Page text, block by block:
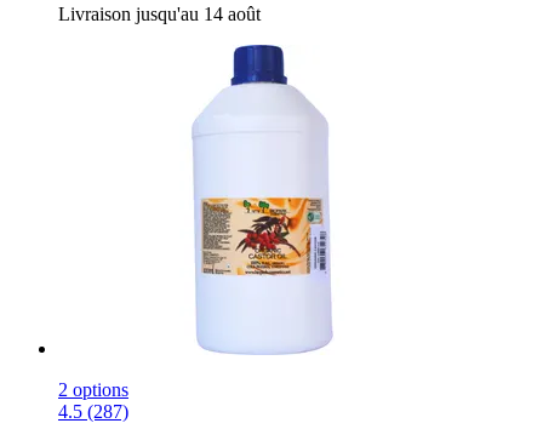
Livraison jusqu'au 14 août
2 options
4.5 (287)